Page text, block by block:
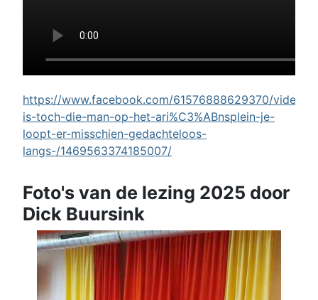
https://www.facebook.com/61576888629370/videos/
is-toch-die-man-op-het-ari%C3%ABnsplein-je-
loopt-er-misschien-gedachteloos-
langs-/1469563374185007/
Foto's van de lezing 2025 door
Dick Buursink